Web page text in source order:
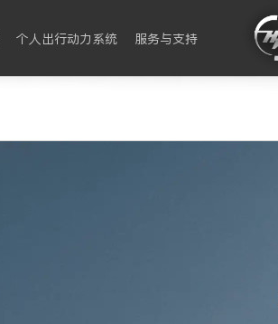
个人出行动力系统 服务与支持